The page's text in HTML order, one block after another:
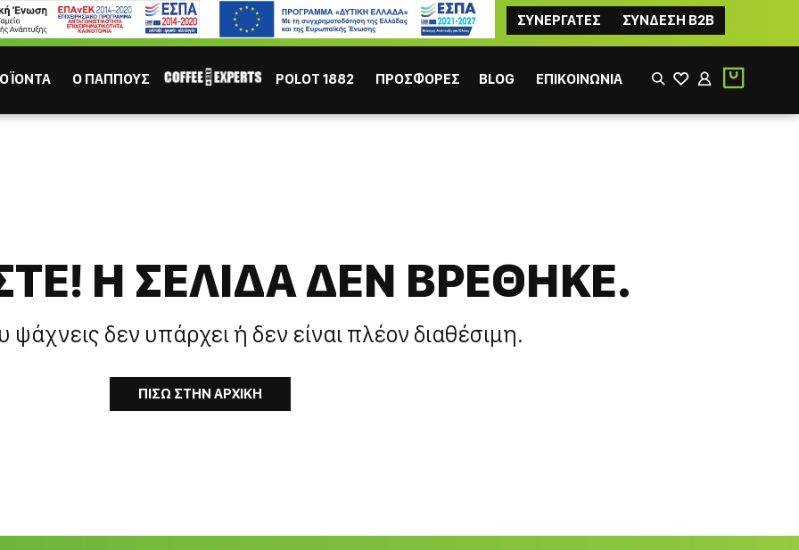
ΣΥΝΕΡΓΑΤΕΣ ΣΥΝΔΕΣΗ B2B
ΕΣΠΡΕΣΣΟ ΕΛΛΗΝΙΚΟΣ
Ο ΠΑΠΠΟΥΣ POLOT 1882 ΠΡΟΣΦΟΡΕΣ BLOG ΕΠΙΚΟΙΝΩΝΙΑ
ΙΣΩΣ ΣΕ ΕΝΔΙΑΦΕΡΟΥΝ
Σοκολάτα Χυμός
H ΣΕΛΙΔΑ ΔΕΝ ΒΡΕΘΗΚΕ.
ψάχνεις δεν υπάρχει ή δεν είναι πλέον διαθέσιμη.
ΠΙΣΩ ΣΤΗΝ ΑΡΧΙΚΗ